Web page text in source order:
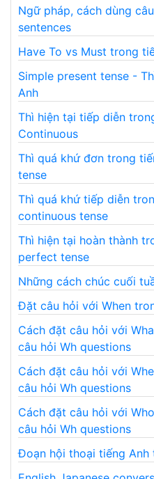
Ngữ pháp, cách dùng
sentences
Have To vs Must trong
Simple present tense -
Anh
Thì hiện tại tiếp diễn
Continuous
Thì quá khứ đơn trong
tense
Thì quá khứ tiếp diễn
continuous tense
Thì hiện tại hoàn thành
perfect tense
Những cách chúc cuối
Đặt câu hỏi với When
Cách đặt câu hỏi với
câu hỏi Wh questions
Cách đặt câu hỏi với
câu hỏi Wh questions
Cách đặt câu hỏi với
câu hỏi Wh questions
Đoạn hội thoại tiếng Anh